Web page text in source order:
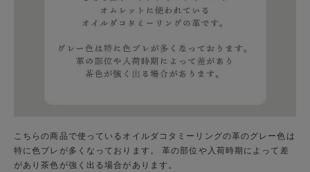
こちらの商品で使っているオイルダコタミーリングの革のグレー色は
特に色ブレが多くなっております。 革の部位や入荷時期によって差
があり茶色が強く出る場合があります。